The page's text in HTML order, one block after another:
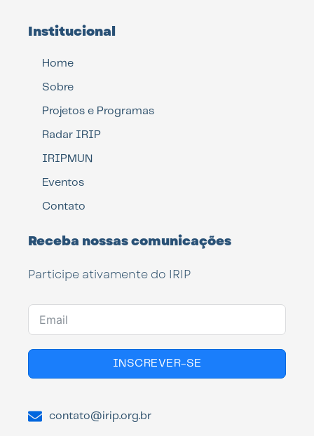
Institucional
Home
Sobre
Projetos e Programas
Radar IRIP
IRIPMUN
Eventos
Contato
Receba nossas comunicações
Participe ativamente do IRIP
INSCREVER-SE
contato@irip.org.br